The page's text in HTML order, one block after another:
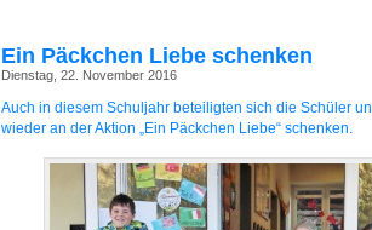
Ein Päckchen Liebe schenken
Dienstag, 22. November 2016
Auch in diesem Schuljahr beteiligten sich die Schüler
wieder an der Aktion „Ein Päckchen Liebe“ schenken.